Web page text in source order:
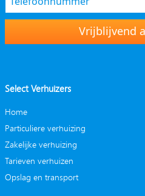
Vrijblijvend
Select Verhuizers
Home
Particuliere verhuizing
Zakelijke verhuizing
Tarieven verhuizen
Opslag en transport